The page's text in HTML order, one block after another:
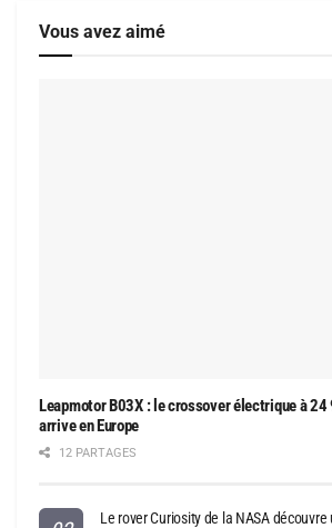
Vous avez aimé
Leapmotor B03X : le crossover électrique à 24
arrive en Europe
12 PARTAGES
Le rover Curiosity de la NASA